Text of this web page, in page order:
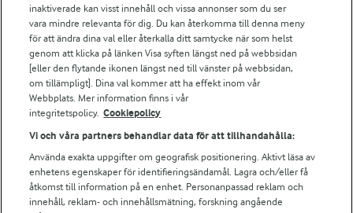
Arla webbshop
Bildbank
Följ oss
inaktiverade kan visst innehåll och vissa annonser som du ser
vara mindre relevanta för dig. Du kan återkomma till denna meny
för att ändra dina val eller återkalla ditt samtycke när som helst
genom att klicka på länken Visa syften längst ned på webbsidan
[eller den flytande ikonen längst ned till vänster på webbsidan,
om tillämpligt]. Dina val kommer att ha effekt inom vår
Webbplats. Mer information finns i vår
integritetspolicy. Cookiepolicy
Vi och våra partners behandlar data för att tillhandahålla:
Använda exakta uppgifter om geografisk positionering. Aktivt läsa av
enhetens egenskaper för identifieringsändamål. Lagra och/eller få
åtkomst till information på en enhet. Personanpassad reklam och
innehåll, reklam- och innehållsmätning, forskning angående